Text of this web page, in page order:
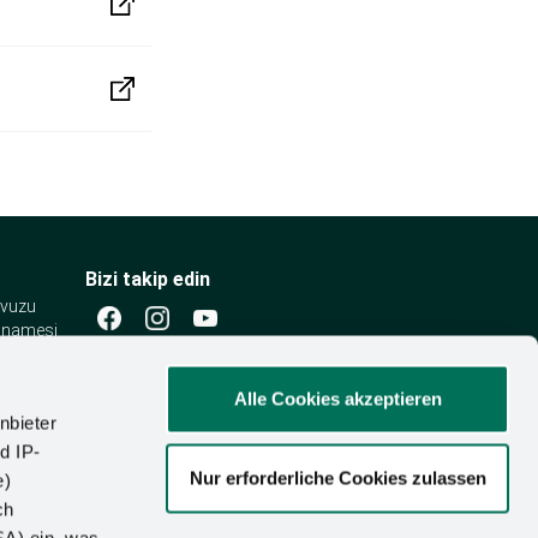
IP-
Alle Cookies akzeptieren
Nur erforderliche Cookies zulassen
Bizi takip edin